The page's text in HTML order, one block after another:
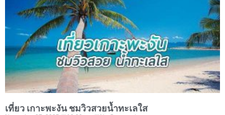
เที่ยว เกาะพะงัน ชมวิวสวยน้ำทะเลใส